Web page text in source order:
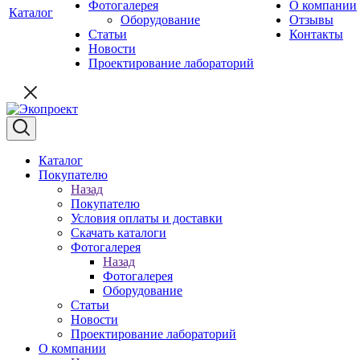
Каталог
Фотогалерея
Оборудование
Статьи
Новости
Проектирование лабораторий
О компании
Отзывы
Контакты
Каталог
Покупателю
Назад
Покупателю
Условия оплаты и доставки
Скачать каталоги
Фотогалерея
Назад
Фотогалерея
Оборудование
Статьи
Новости
Проектирование лабораторий
О компании